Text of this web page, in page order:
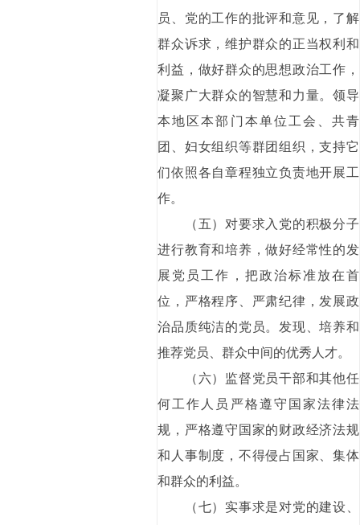
员、党的工作的批评和意见，了解
群众诉求，维护群众的正当权利和
利益，做好群众的思想政治工作，
凝聚广大群众的智慧和力量。领导
本地区本部门本单位工会、共青
团、妇女组织等群团组织，支持它
们依照各自章程独立负责地开展工
作。
（五）对要求入党的积极分子
进行教育和培养，做好经常性的发
展党员工作，把政治标准放在首
位，严格程序、严肃纪律，发展政
治品质纯洁的党员。发现、培养和
推荐党员、群众中间的优秀人才。
（六）监督党员干部和其他任
何工作人员严格遵守国家法律法
规，严格遵守国家的财政经济法规
和人事制度，不得侵占国家、集体
和群众的利益。
（七）实事求是对党的建设、